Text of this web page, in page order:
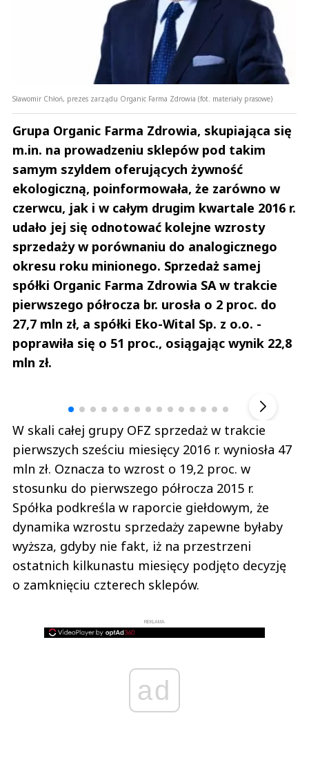
Sławomir Chłoń, prezes zarządu Organic Farma Zdrowia (fot. materiały prasowe)
Grupa Organic Farma Zdrowia, skupiająca się
m.in. na prowadzeniu sklepów pod takim
samym szyldem oferujących żywność
ekologiczną, poinformowała, że zarówno w
czerwcu, jak i w całym drugim kwartale 2016 r.
udało jej się odnotować kolejne wzrosty
sprzedaży w porównaniu do analogicznego
okresu roku minionego. Sprzedaż samej
spółki Organic Farma Zdrowia SA w trakcie
pierwszego półrocza br. urosła o 2 proc. do
27,7 mln zł, a spółki Eko-Wital Sp. z o.o. -
poprawiła się o 51 proc., osiągając wynik 22,8
mln zł.
W skali całej grupy OFZ sprzedaż w trakcie
pierwszych sześciu miesięcy 2016 r. wyniosła 47
mln zł. Oznacza to wzrost o 19,2 proc. w
stosunku do pierwszego półrocza 2015 r.
Spółka podkreśla w raporcie giełdowym, że
dynamika wzrostu sprzedaży zapewne byłaby
wyższa, gdyby nie fakt, iż na przestrzeni
ostatnich kilkunastu miesięcy podjęto decyzję
o zamknięciu czterech sklepów.
REKLAMA
ad